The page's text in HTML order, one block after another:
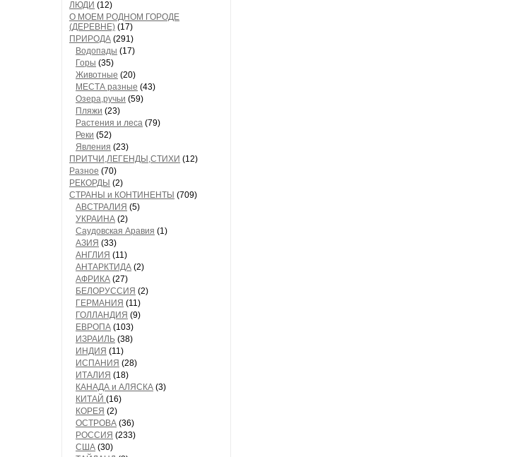
ЛЮДИ (12)
О МОЕМ РОДНОМ ГОРОДЕ
(ДЕРЕВНЕ) (17)
ПРИРОДА (291)
Водопады (17)
Горы (35)
Животные (20)
МЕСТА разные (43)
Озера,ручьи (59)
Пляжи (23)
Растения и леса (79)
Реки (52)
Явления (23)
ПРИТЧИ,ЛЕГЕНДЫ,СТИХИ (12)
Разное (70)
РЕКОРДЫ (2)
СТРАНЫ и КОНТИНЕНТЫ (709)
АВСТРАЛИЯ (5)
УКРАИНА (2)
Саудовская Аравия (1)
АЗИЯ (33)
АНГЛИЯ (11)
АНТАРКТИДА (2)
АФРИКА (27)
БЕЛОРУССИЯ (2)
ГЕРМАНИЯ (11)
ГОЛЛАНДИЯ (9)
ЕВРОПА (103)
ИЗРАИЛЬ (38)
ИНДИЯ (11)
ИСПАНИЯ (28)
ИТАЛИЯ (18)
КАНАДА и АЛЯСКА (3)
КИТАЙ (16)
КОРЕЯ (2)
ОСТРОВА (36)
РОССИЯ (233)
США (30)